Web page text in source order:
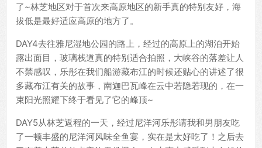
了~林芝地区对于首次来高原地区的新手真的特别友好，海
拔低是最好适应高原的地方了。
DAY4去往雅尼湿地公园的路上，经过的高原上的湖泊开始
露出面目，玻璃栈道真的特别适合拍照，大峡谷的落差让人
不禁感叹，乐彤在我们船游藏布江的时候还贴心的讲述了很
多藏布江有关的故事，南迦巴瓦峰在云中若隐若现的，在一
束阳光照耀下终于看见了它的峰顶~
DAY5从林芝返程的一天，经过尼洋河乐彤请我和男朋友吃
了一顿丰盛的尼洋河风味全鱼宴，实在是太好吃了！之后去